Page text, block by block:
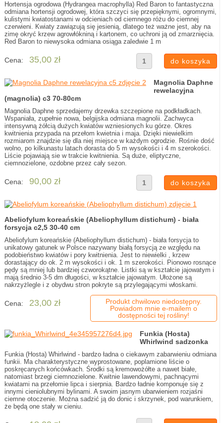
Hortensja ogrodowa (Hydrangea macrophylla) Red Baron to fantastyczna
odmiana hortensji ogrodowej, która szczyci się przepięknymi, ogromnymi,
kulistymi kwiatostanami w odcieniach od ciemnego różu do ciemnej
czerwieni. Kwiaty zawiązują się jesienią, dlatego też ważne jest, aby na
zimę okryć krzew agrowłókniną i kartonem, co uchroni ją od zmarznięcia.
Red Baron to niewysoka odmiana osiąga zaledwie 1 m
Cena: 35,00 zł
Magnolia Daphne
rewelacyjna
(magnolia) c3 70-80cm
Magnolia Daphne sprzedajemy drzewka szczepione na podkładkach.
Wspaniała, zupełnie nowa, belgijska odmiana magnolii. Zachwyca
intensywną żółcią dużych kwiatów wzniesionych ku górze. Okres
kwitnienia przypada na przełom kwietnia i maja. Dzięki niewielkim
rozmiarom znajdzie się dla niej miejsce w każdym ogrodzie. Rośnie dość
wolno, po kilkunastu latach dorasta do 5 m wysokości i 4 m szerokości.
Liście pojawiają sie w trakcie kwitnienia. Są duże, eliptyczne,
ciemnozielone, ozdobne przez cały sezon.
Cena: 90,00 zł
Abeliofylum koreańskie (Abeliophyllum distichum) - biała
forsycja c2,5 30-40 cm
Abeliofylum koreańskie (Abeliophyllum distichum) - biała forsycja to
unikatowy gatunek w Polsce nazywany białą forsycją ze względu na
podobieństwo kwiatów i pory kwitnienia. Jest to niewielki , krzew
dorastający do ok. 2 m wysokości i ok. 1 m szerokości. Pionowo rosnące
pędy są mniej lub bardziej czworokątne. Listki są w kształcie jajowatym i
mają średnio 3-5 dm długości, w kształcie jajowatym. Ułożone są
nakrzyżlegle i z obydwu stron pokryte są przylegającymi włoskami.
Cena: 23,00 zł
Produkt chwilowo niedostępny.
Powiadom mnie e-mailem o
dostępności tej rośliny!
Funkia (Hosta)
Whirlwind sadzonka
Funkia (Hosta) Whirlwind - bardzo ładna o ciekawym zabarwieniu odmiana
funkii. Ma charakterystyczne wyprostowane, poplamione liście o
poskręcanych końcówkach. Środki są kremowożółte a nawet białe,
natomiast brzegi ciemnozielone. Kwitnie lawendowymi, pachnącymi
kwiatami na przełomie lipca i sierpnia. Bardzo ładnie komponuje się z
innymi cieniolubnymi bylinami. A swoim jasnym ubarwieniem rozjaśni
ciemne otoczenie. Można sadzić ją do donic i skrzynek, pod warunkiem,
że będą one stały w cieniu.